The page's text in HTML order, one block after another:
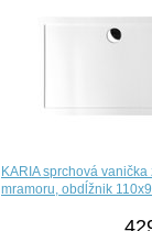
KARIA sprchová vanička
mramoru, obdĺžnik